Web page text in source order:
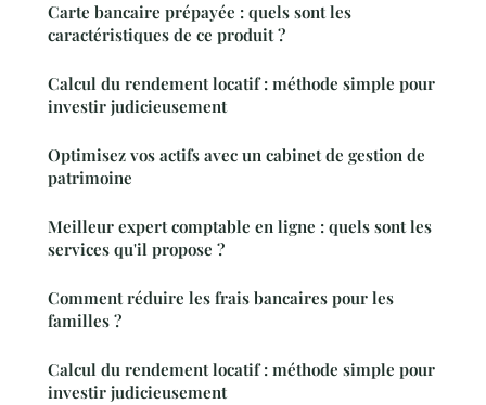
Carte bancaire prépayée : quels sont les
caractéristiques de ce produit ?
Calcul du rendement locatif : méthode simple pour
investir judicieusement
Optimisez vos actifs avec un cabinet de gestion de
patrimoine
Meilleur expert comptable en ligne : quels sont les
services qu'il propose ?
Comment réduire les frais bancaires pour les
familles ?
Calcul du rendement locatif : méthode simple pour
investir judicieusement